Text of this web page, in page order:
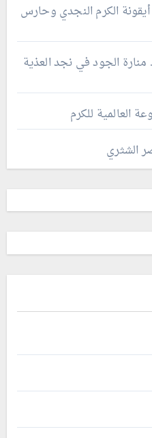
الكرم النجدي وحارس
الجود في نجد العذية
العالمية للكرم
الشثري